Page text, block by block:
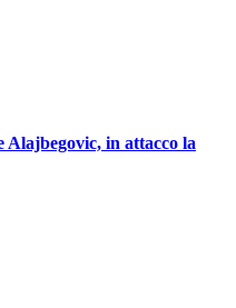
in attacco la